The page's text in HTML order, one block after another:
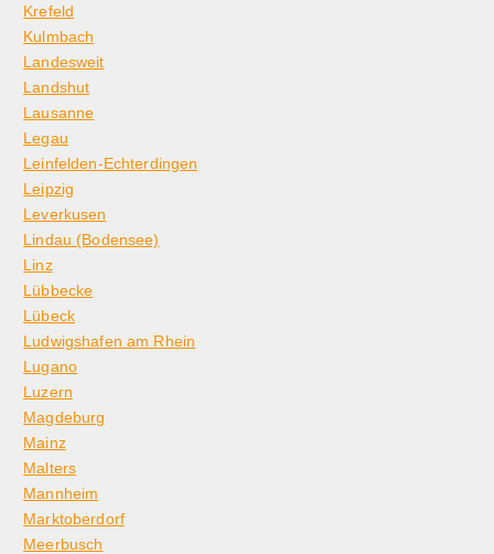
Krefeld
Kulmbach
Landesweit
Landshut
Lausanne
Legau
Leinfelden-Echterdingen
Leipzig
Leverkusen
Lindau (Bodensee)
Linz
Lübbecke
Lübeck
Ludwigshafen am Rhein
Lugano
Luzern
Magdeburg
Mainz
Malters
Mannheim
Marktoberdorf
Meerbusch